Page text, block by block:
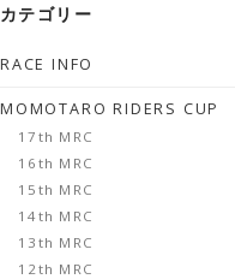
カテゴリー
RACE INFO
MOMOTARO RIDERS CUP
17th MRC
16th MRC
15th MRC
14th MRC
13th MRC
12th MRC